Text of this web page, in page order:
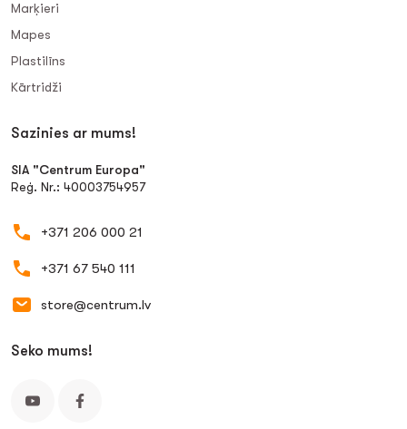
Marķieri
Mapes
Plastilīns
Kārtridži
Sazinies ar mums!
SIA "Centrum Europa"
Reģ. Nr.: 40003754957
+371 206 000 21
+371 67 540 111
store@centrum.lv
Seko mums!